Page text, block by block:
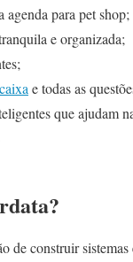
para pet shop;
e organizada;
e todas as
que ajudam
de construir sistemas